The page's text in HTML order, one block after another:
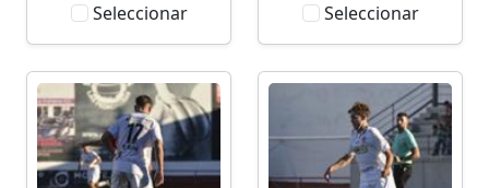
Seleccionar Seleccionar